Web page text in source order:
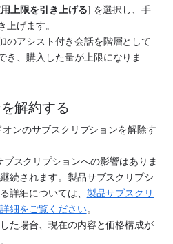
上限を引き上げる] を選択し、手
上げます。
のアシスト付き会話を階層として
き、購入した量が上限になりま
解約する
オンのサブスクリプションを解除す
スクリプションへの影響はありま
続されます。製品サブスクリプシ
詳細については、 製品サブスクリ
細をご覧ください。
た場合、現在の内容と価格構成が